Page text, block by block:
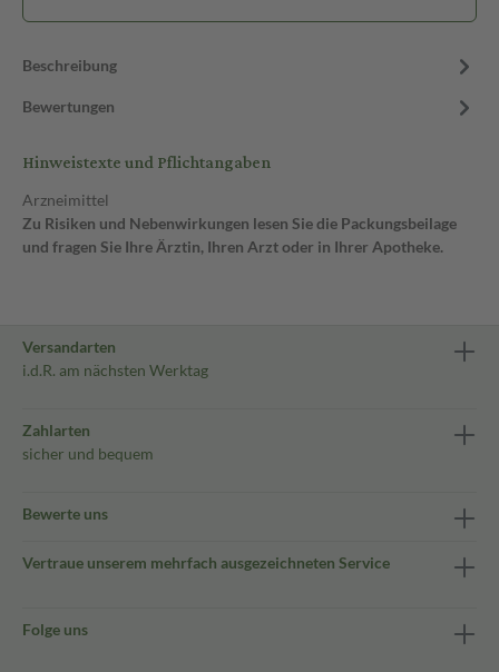
Beschreibung
Bewertungen
Hinweistexte und Pflichtangaben
Arzneimittel
Zu Risiken und Nebenwirkungen lesen Sie die Packungsbeilage
und fragen Sie Ihre Ärztin, Ihren Arzt oder in Ihrer Apotheke.
Versandarten
i.d.R. am nächsten Werktag
Zahlarten
sicher und bequem
Bewerte uns
Vertraue unserem mehrfach ausgezeichneten Service
Folge uns